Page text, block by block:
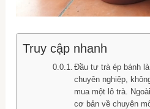
Truy cập nhanh
Đầu tư trà ép bánh
chuyên nghiệp,
mua một lô trà.
cơ bản về chuyên